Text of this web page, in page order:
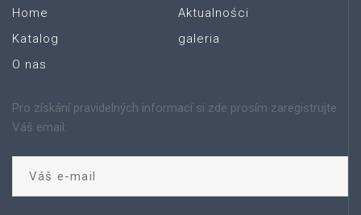
Home
Katalog
O nas
Aktualności
galeria
Pro získání pravidelných informací si zde prosím zaregistrujte
Váš email: